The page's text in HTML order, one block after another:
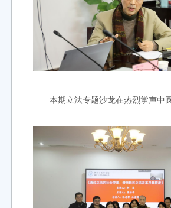
本期立法专题沙龙在热烈掌声中